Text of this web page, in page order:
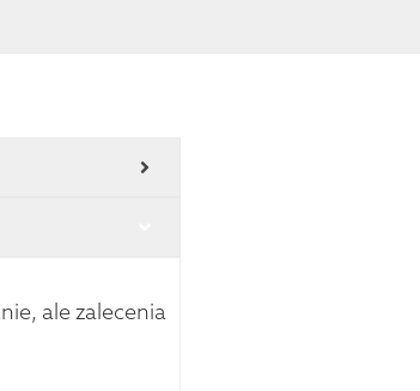
ale zalecenia